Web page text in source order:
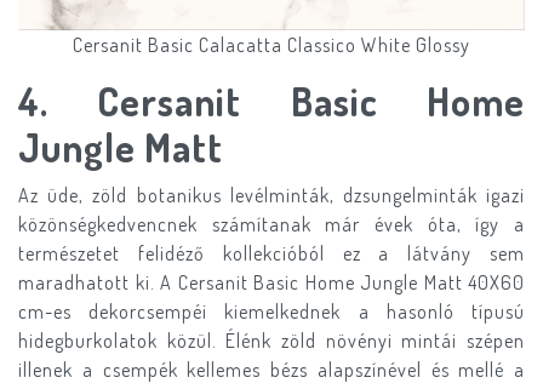
Cersanit Basic Calacatta Classico White Glossy
4. Cersanit Basic Home
Jungle Matt
Az üde, zöld botanikus levélminták, dzsungelminták igazi
közönségkedvencnek számítanak már évek óta, így a
természetet felidéző kollekcióból ez a látvány sem
maradhatott ki. A Cersanit Basic Home Jungle Matt 40X60
cm-es dekorcsempéi kiemelkednek a hasonló típusú
hidegburkolatok közül. Élénk zöld növényi mintái szépen
illenek a csempék kellemes bézs alapszínével és mellé a